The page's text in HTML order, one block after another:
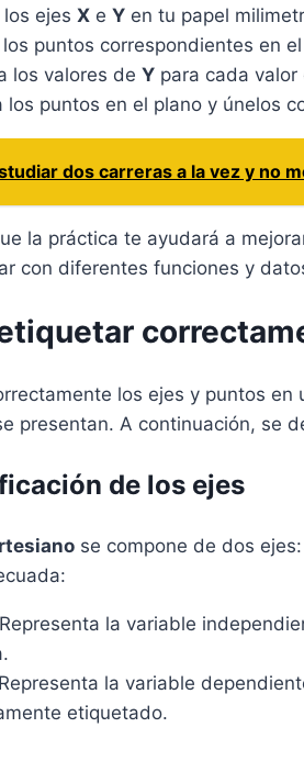
ejes X e Y en tu papel
puntos correspondientes en
los valores de Y para cada valor
los puntos en el plano y únelos
dos carreras a la vez y no
la práctica te ayudará a
con diferentes funciones y
los ejes y puntos en
presentan. A continuación, se
de los ejes
se compone de dos
Representa la variable
Representa la variable
etiquetado.